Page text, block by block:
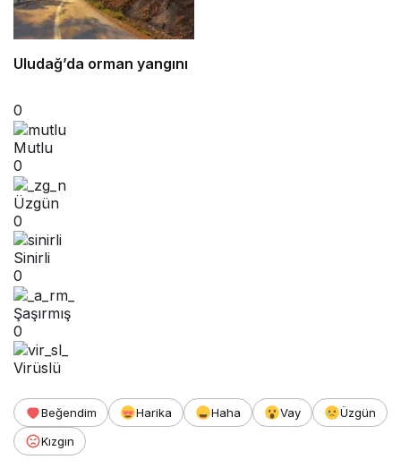
Uludağ’da orman yangını
0
Mutlu
0
Üzgün
0
Sinirli
0
Şaşırmış
0
Virüslü
Beğendim Harika Haha Vay
Üzgün
Kızgın